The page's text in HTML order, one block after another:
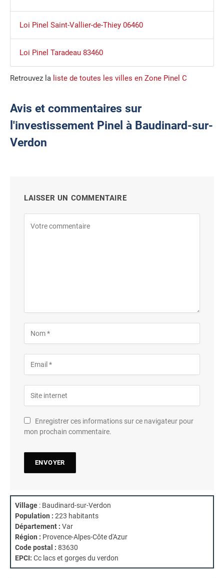
Loi Pinel Saint-Vallier-de-Thiey 06460
Loi Pinel Taradeau 83460
Retrouvez la liste de toutes les villes en Zone Pinel C
Avis et commentaires sur
l'investissement Pinel à Baudinard-sur-
Verdon
LAISSER UN COMMENTAIRE
Enregistrer ces informations sur ce navigateur pour
mon prochain commentaire.
Village : Baudinard-sur-Verdon
Population : 223 habitants
Département : Var
Région : Provence-Alpes-Côte d'Azur
Code postal : 83630
EPCI: Cc lacs et gorges du verdon